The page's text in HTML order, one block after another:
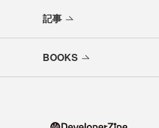
記事
BOOKS